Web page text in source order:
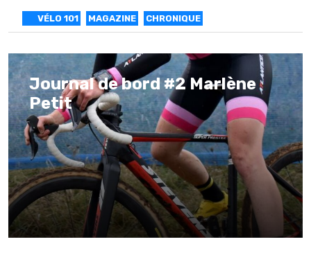
VÉLO 101 MAGAZINE CHRONIQUE
Journal de bord #2 Marlène
Petit